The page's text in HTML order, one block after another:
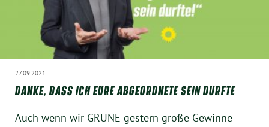
Zur Person
Kontakt
Presse
27.09.2021
DANKE, DASS ICH EURE ABGEORDNETE SEIN DURFTE
Auch wenn wir GRÜNE gestern große Gewinne